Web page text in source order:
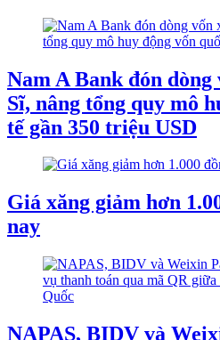
Nam A Bank đón
Sĩ, nâng tổng quy mô
tế gần 350 triệu USD
Giá xăng giảm hơn
nay
NAPAS, BIDV và